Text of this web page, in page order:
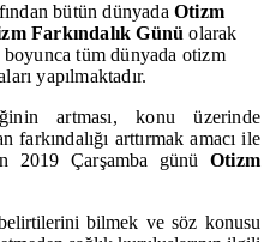
bütün dünyada Otizm
Farkındalık Günü olarak
tüm dünyada otizm
yapılmaktadır.
artması, konu üzerinde
farkındalığı arttırmak amacı ile
2019 Çarşamba günü Otizm
bilmek ve söz konusu